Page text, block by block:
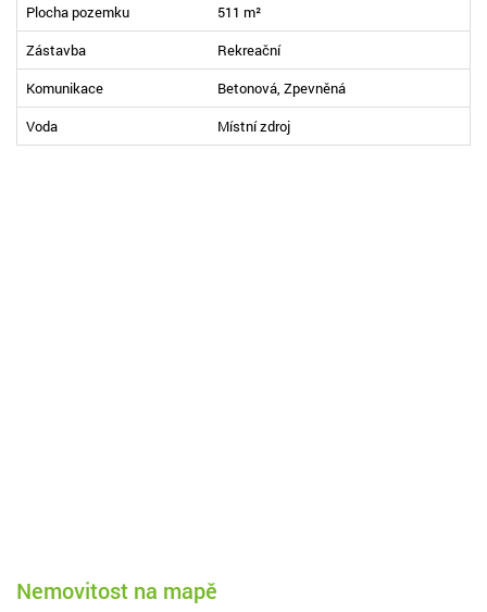
Plocha pozemku
511 m²
Zástavba
Rekreační
Komunikace
Betonová, Zpevněná
Voda
Místní zdroj
Nemovitost na mapě